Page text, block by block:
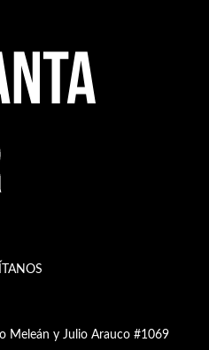
Meleán y Julio Arauco #1069